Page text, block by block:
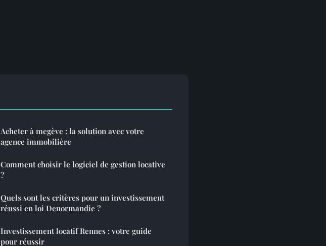
Acheter à megève : la solution avec votre
agence immobilière
Comment choisir le logiciel de gestion locative
?
Quels sont les critères pour un investissement
réussi en loi Denormandie ?
Investissement locatif Rennes : votre guide
pour réussir